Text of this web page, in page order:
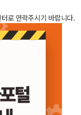
로 연락주시기 바랍니다.